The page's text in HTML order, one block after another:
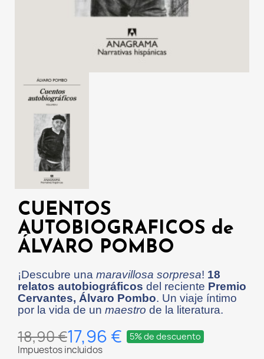
CUENTOS
AUTOBIOGRAFICOS de
ÁLVARO POMBO
¡Descubre una maravillosa sorpresa! 18
relatos autobiográficos del reciente Premio
Cervantes, Álvaro Pombo. Un viaje íntimo
por la vida de un maestro de la literatura.
18,90 €17,96 € 5% de descuento
Impuestos incluidos